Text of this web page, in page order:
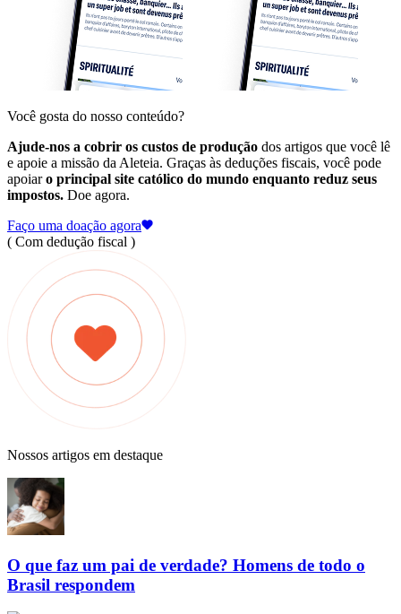
Você gosta do nosso conteúdo?
Ajude-nos a cobrir os custos de produção dos artigos que você lê
e apoie a missão da Aleteia. Graças às deduções fiscais, você pode
apoiaro principal site católico do mundo enquanto reduz seus
impostos. Doe agora.
Faço uma doação agora
( Com dedução fiscal )
Nossos artigos em destaque
O que faz um pai de verdade? Homens de todo o
Brasil respondem